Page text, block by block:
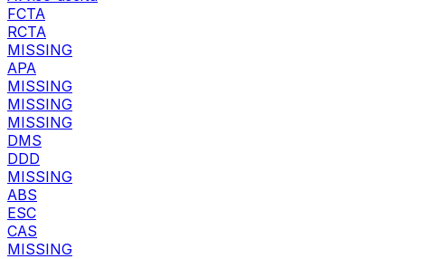
FCTA
RCTA
MISSING
APA
MISSING
MISSING
MISSING
DMS
DDD
MISSING
ABS
ESC
CAS
MISSING